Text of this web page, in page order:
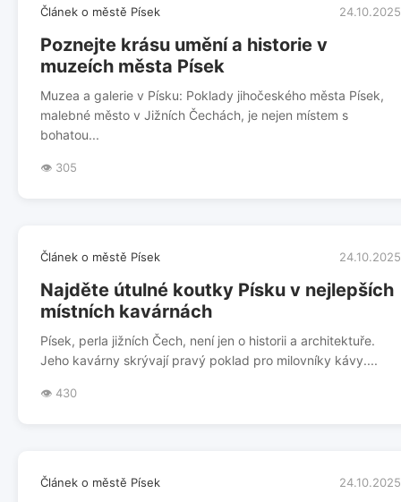
Článek o městě Písek 24.10.2025
Poznejte krásu umění a historie v
muzeích města Písek
Muzea a galerie v Písku: Poklady jihočeského města Písek,
malebné město v Jižních Čechách, je nejen místem s
bohatou...
👁️ 305
Článek o městě Písek 24.10.2025
Najděte útulné koutky Písku v nejlepších
místních kavárnách
Písek, perla jižních Čech, není jen o historii a architektuře.
Jeho kavárny skrývají pravý poklad pro milovníky kávy....
👁️ 430
Článek o městě Písek 24.10.2025